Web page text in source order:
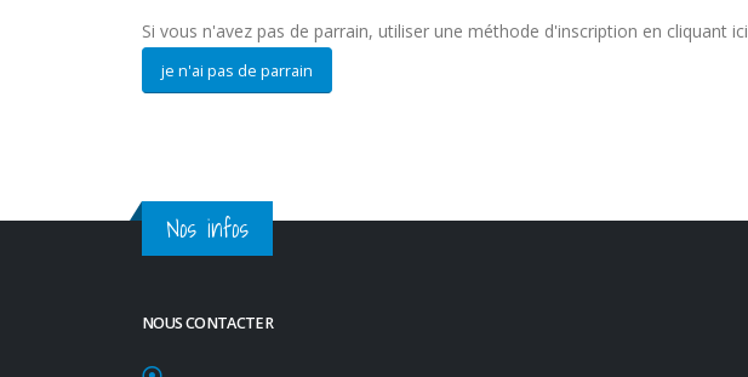
Si vous n'avez pas de parrain, utiliser une méthode d'inscription en cliquant ici
je n'ai pas de parrain
Nos infos
NOUS CONTACTER